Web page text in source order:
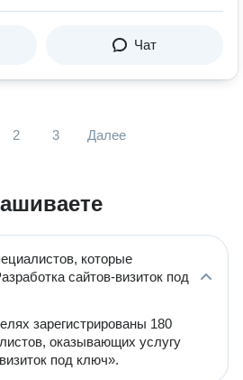
Чат
2 3 Далее
которые
сайтов-визиток под
зарегистрированы 180
оказывающих услугу
под ключ».